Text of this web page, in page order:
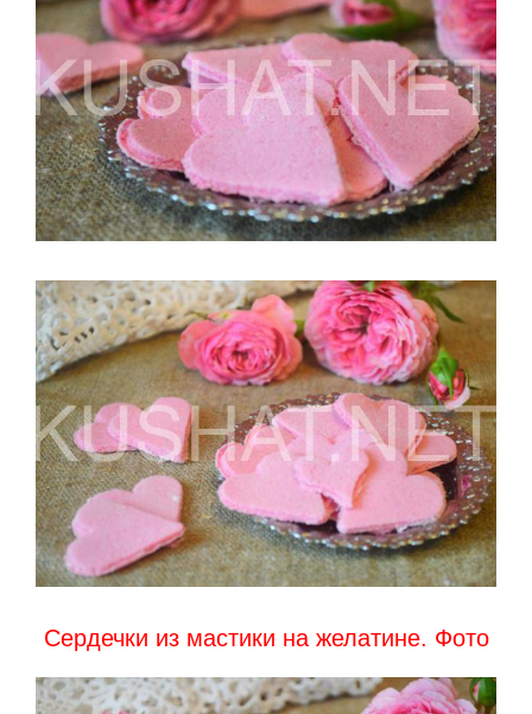
Сердечки из мастики на желатине. Фото